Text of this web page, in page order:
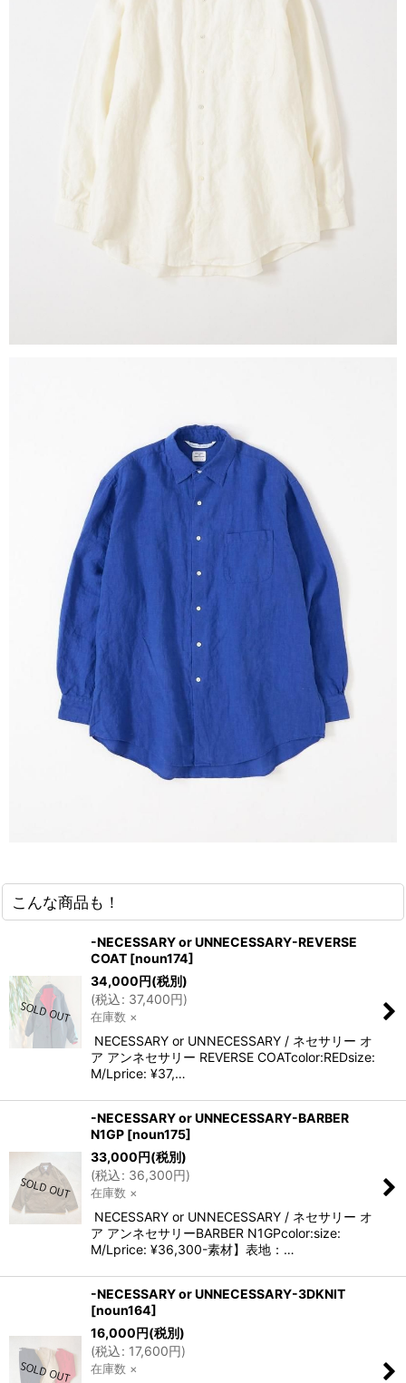
こんな商品も！
-NECESSARY or UNNECESSARY-REVERSE
COAT [noun174]
34,000円(税別)
(税込: 37,400円)
在庫数 ×
NECESSARY or UNNECESSARY / ネセサリー オ
ア アンネセサリー REVERSE COATcolor:REDsize:
M/Lprice: ¥37,…
-NECESSARY or UNNECESSARY-BARBER
N1GP [noun175]
33,000円(税別)
(税込: 36,300円)
在庫数 ×
NECESSARY or UNNECESSARY / ネセサリー オ
ア アンネセサリーBARBER N1GPcolor:size:
M/Lprice: ¥36,300-素材】表地：…
-NECESSARY or UNNECESSARY-3DKNIT
[noun164]
16,000円(税別)
(税込: 17,600円)
在庫数 ×